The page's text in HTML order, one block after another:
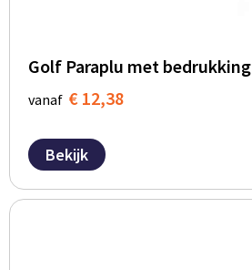
Golf Paraplu met bedrukking
vanaf € 12,38
Bekijk